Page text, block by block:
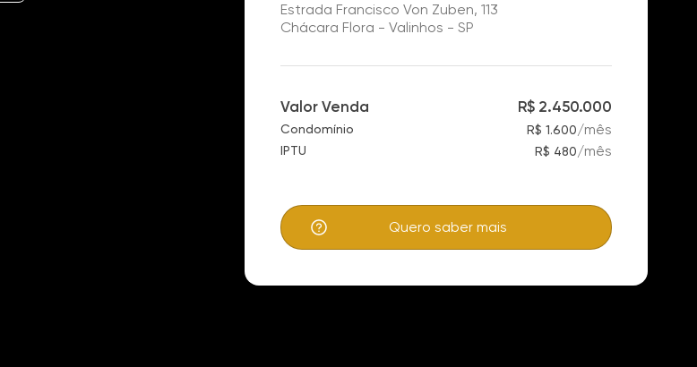
Estrada Francisco Von Zuben, 113
Chácara Flora - Valinhos - SP
Valor Venda R$ 2.450.000
Condomínio R$ 1.600/mês
IPTU R$ 480/mês
Quero saber mais